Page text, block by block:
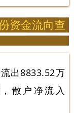
资金流向查
出8833.52万
散户净流入